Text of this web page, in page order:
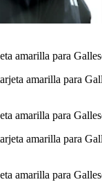
amarilla para
amarilla para
amarilla para